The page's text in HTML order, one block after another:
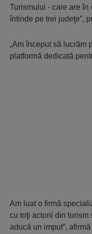
Turismului - care are în
întinde pe trei judeţe”,
„Am început să lucrăm
platformă dedicată
Am luat o firmă
cu toţi actorii din turism
aducă un imput”,